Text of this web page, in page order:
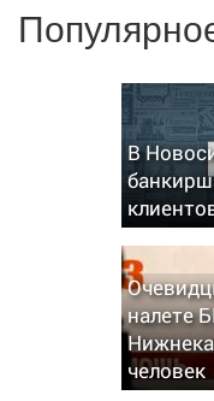
В
налете
человек